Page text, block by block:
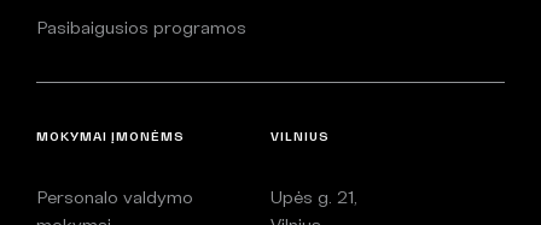
Pasibaigusios programos
MOKYMAI ĮMONĖMS
Personalo valdymo
VILNIUS
Upės g. 21,